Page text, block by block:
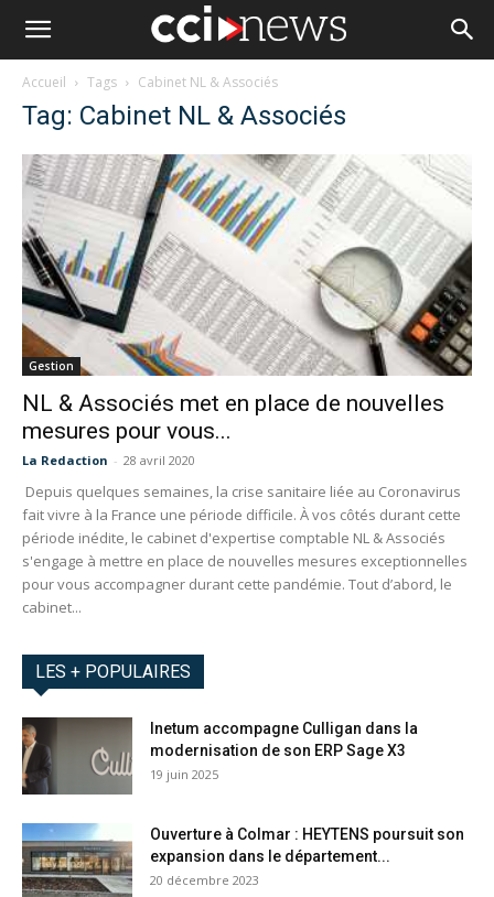
Accueil Tags Cabinet NL & Associés
Tag: Cabinet NL & Associés
Gestion
NL & Associés met en place de nouvelles
mesures pour vous...
La Redaction - 28 avril 2020
Depuis quelques semaines, la crise sanitaire liée au Coronavirus
fait vivre à la France une période difficile. À vos côtés durant cette
période inédite, le cabinet d'expertise comptable NL & Associés
s'engage à mettre en place de nouvelles mesures exceptionnelles
pour vous accompagner durant cette pandémie. Tout d’abord, le
cabinet...
LES + POPULAIRES
Inetum accompagne Culligan dans la
modernisation de son ERP Sage X3
19 juin 2025
Ouverture à Colmar : HEYTENS poursuit son
expansion dans le département...
20 décembre 2023